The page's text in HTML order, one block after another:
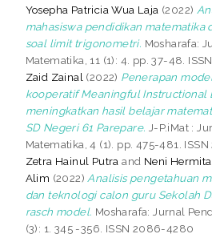
Yosepha Patricia Wua Laja (2022)
mahasiswa pendidikan matematika
soal limit trigonometri. Mosharafa:
Matematika, 11 (1): 4. pp. 37-48.
Zaid Zainal (2022) Penerapan
kooperatif Meaningful Instructional
meningkatkan hasil belajar
SD Negeri 61 Parepare. J-P.iMat :
Matematika, 4 (1). pp. 475-481.
Zetra Hainul Putra and Neni Hermita
Alim (2022) Analisis pengetahuan
dan teknologi calon guru Sekolah
rasch model. Mosharafa: Jurnal
(3): 1. 345 -356. ISSN 2086-4280